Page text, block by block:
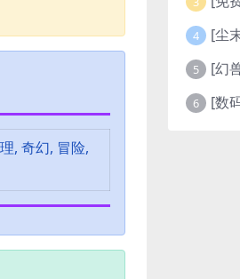
, 奇幻, 冒险,
4
5
6